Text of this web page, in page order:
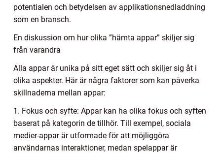
potentialen och betydelsen av applikationsnedladdning
som en bransch.
En diskussion om hur olika ”hämta appar” skiljer sig
från varandra
Alla appar är unika på sitt eget sätt och skiljer sig åt i
olika aspekter. Här är några faktorer som kan påverka
skillnaderna mellan appar:
1. Fokus och syfte: Appar kan ha olika fokus och syften
baserat på kategorin de tillhör. Till exempel, sociala
medier-appar är utformade för att möjliggöra
användarnas interaktioner, medan spelappar är